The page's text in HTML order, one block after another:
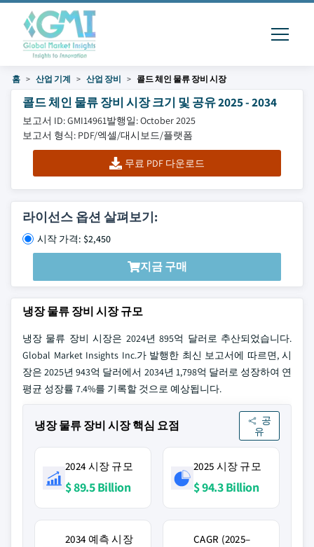
홈 산업 기계 산업 장비 콜드 체인 물류 장비 시장
콜드 체인 물류 장비 시장 크기 및 공유 2025 - 2034
보고서 ID: GMI14961발행일: October 2025
보고서 형식: PDF/엑셀/대시보드/플랫폼
무료 PDF 다운로드
라이선스 옵션 살펴보기:
시작 가격: $2,450
지금 구매
냉장 물류 장비 시장 규모
냉장 물류 장비 시장은 2024년 895억 달러로 추산되었습니다.
Global Market Insights Inc.가 발행한 최신 보고서에 따르면, 시
장은 2025년 943억 달러에서 2034년 1,798억 달러로 성장하여 연
평균 성장률 7.4%를 기록할 것으로 예상됩니다.
냉장 물류 장비 시장 핵심 요점
공
유
2024 시장 규모
$ 89.5 Billion
2025 시장 규모
$ 94.3 Billion
2034 예측 시장
CAGR (2025–